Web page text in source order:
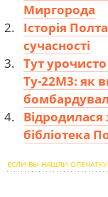
Миргорода
Історія
сучасності
Тут урочисто
Ту-22М3: як
Відродилася
бібліотека
ЕСЛИ ВЫ НАШЛИ ОПЕЧАТКУ